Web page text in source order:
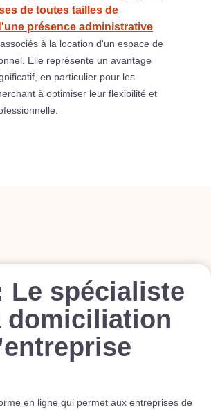
de toutes tailles de
présence administrative
à la location d'un espace de
Elle représente un avantage
en particulier pour les
à optimiser leur flexibilité et
Le spécialiste
domiciliation
en ligne qui permet aux entreprises de